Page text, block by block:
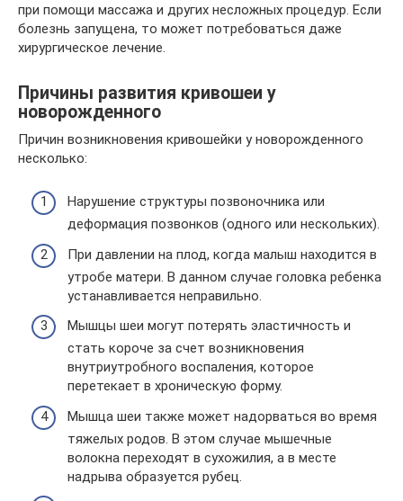
при помощи массажа и других несложных процедур. Если
болезнь запущена, то может потребоваться даже
хирургическое лечение.
Причины развития кривошеи у
новорожденного
Причин возникновения кривошейки у новорожденного
несколько:
Нарушение структуры позвоночника или
деформация позвонков (одного или нескольких).
При давлении на плод, когда малыш находится в
утробе матери. В данном случае головка ребенка
устанавливается неправильно.
Мышцы шеи могут потерять эластичность и
стать короче за счет возникновения
внутриутробного воспаления, которое
перетекает в хроническую форму.
Мышца шеи также может надорваться во время
тяжелых родов. В этом случае мышечные
волокна переходят в сухожилия, а в месте
надрыва образуется рубец.